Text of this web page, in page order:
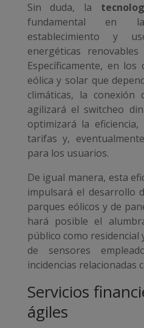
Sin duda, la
fundamental en
establecimiento y
energéticas
Específicamente, en
eólica y solar que
climáticas, la conexión
agilizará el switcheo
optimizará la
tarifas y,
para los usuarios.
De igual manera, esta
impulsará el desarrollo
parques eólicos y de
hará posible el
público como
de sensores
incidencias relacionadas
Servicios
ágiles